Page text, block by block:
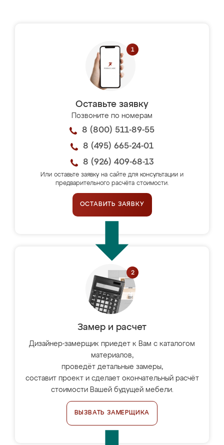
Оставьте заявку
Позвоните по номерам
8 (800) 511-89-55
8 (495) 665-24-01
8 (926) 409-68-13
Или оставьте заявку на сайте для консультации и
предварительного расчёта стоимости.
ОСТАВИТЬ ЗАЯВКУ
Замер и расчет
Дизайнер-замерщик приедет к Вам с каталогом
материалов,
проведёт детальные замеры,
составит проект и сделает окончательный расчёт
стоимости Вашей будущей мебели.
ВЫЗВАТЬ ЗАМЕРЩИКА